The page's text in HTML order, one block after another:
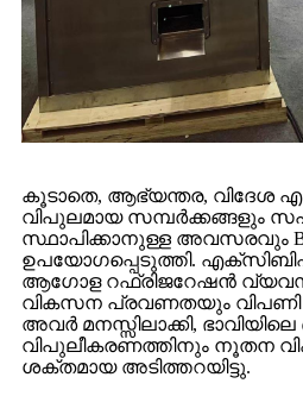
കൂടാതെ, ആഭ്യന്തര, വിദേശ
വിപുലമായ സമ്പർക്കങ്ങളും
സ്ഥാപിക്കാനുള്ള അവസരവും
ഉപയോഗപ്പെടുത്തി.
ആഗോള റഫ്രിജറേഷൻ
വികസന പ്രവണതയും
അവർ മനസ്സിലാക്കി,
വിപുലീകരണത്തിനും നൂതന
ശക്തമായ അടിത്തറയിട്ടു.